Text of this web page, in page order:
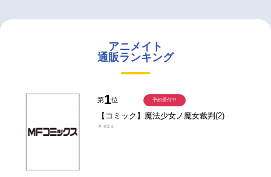
アニメイト
通販ランキング
第1位
【コミック】魔法少女ノ魔女裁判(2)
￥924
予約受付中